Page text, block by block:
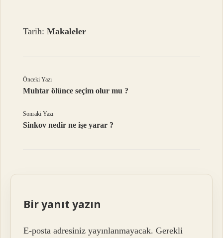
Tarih:Makaleler
Önceki Yazı
Muhtar ölünce seçim olur mu ?
Sonraki Yazı
Sinkov nedir ne işe yarar ?
Bir yanıt yazın
E-posta adresiniz yayınlanmayacak. Gerekli